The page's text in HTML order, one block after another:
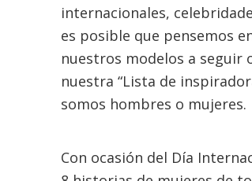
internacionales,
es posible que pensemos
nuestros modelos a seguir
nuestra “Lista de
somos hombres o mujeres.
Con ocasión del Día